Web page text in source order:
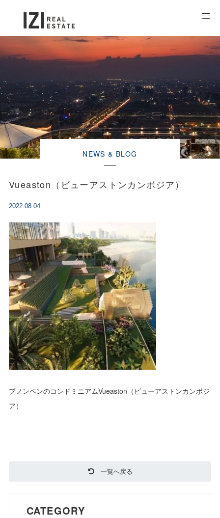
NEWS & BLOG
Vueaston（ビューアストンカンボジア）
2022.08.04
プノンペンのコンドミニアムVueaston（ビューアストンカンボジ
ア）
一覧へ戻る
CATEGORY